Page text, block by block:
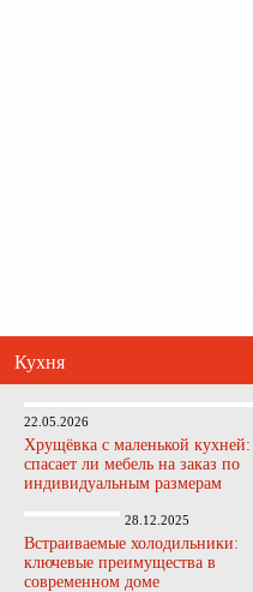
Кухня
22.05.2026
Хрущёвка с маленькой кухней:
спасает ли мебель на заказ по
индивидуальным размерам
28.12.2025
Встраиваемые холодильники:
ключевые преимущества в
современном доме